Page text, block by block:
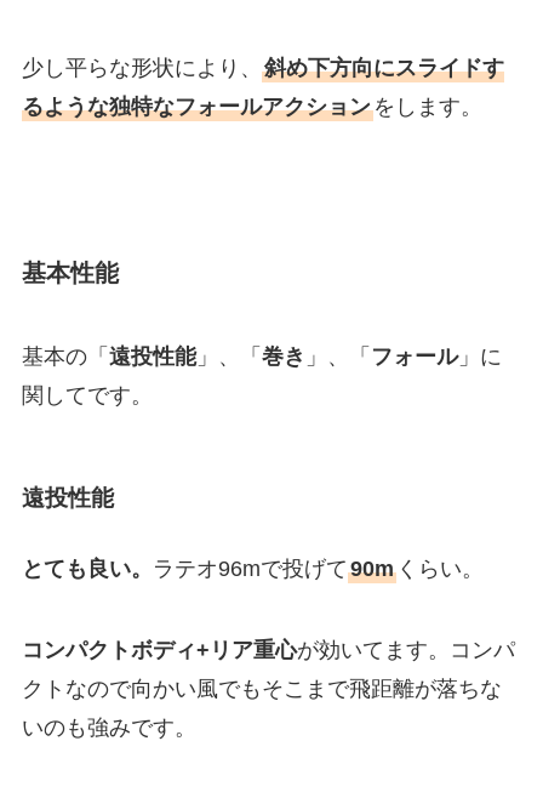
少し平らな形状により、 斜め下方向にスライドす
るような独特なフォールアクションをします。
基本性能
基本の「 遠投性能」、「 巻き 」、「 フォール」に
関してです。
遠投性能
とても良い。 ラテオ96mで投げて90mくらい。
コンパクトボディ+リア重心が効いてます。コンパ
クトなので向かい風でもそこまで飛距離が落ちな
いのも強みです。